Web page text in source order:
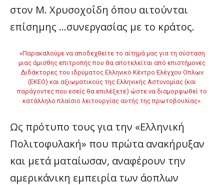
στον Μ. Χρυσοχοΐδη όπου αιτούνται
επίσημης …συνεργασίας με το κράτος.
«Παρακαλούμε να αποδεχθείτε το αίτημά μας για τη σύσταση
μιας άμισθης επιτροπής που θα αποτελείται από επιστήμονες
Διδάκτορες του ιδρύματος Ελληνικό Κέντρο Ελέγχου Οπλων
(EKEO) και αξιωματικούς της Ελληνικής Αστυνομίας (και
παράγοντες που εσείς θα επιλέξετε) ώστε να διαμορφωθεί το
κατάλληλο πλαίσιο λειτουργίας αυτής της πρωτοβουλίας».
Ως πρότυπο τους για την «Ελληνική
Πολιτοφυλακή» που πρώτα ανακήρυξαν
και μετά ματαίωσαν, αναφέρουν την
αμερικάνικη εμπειρία των άοπλων